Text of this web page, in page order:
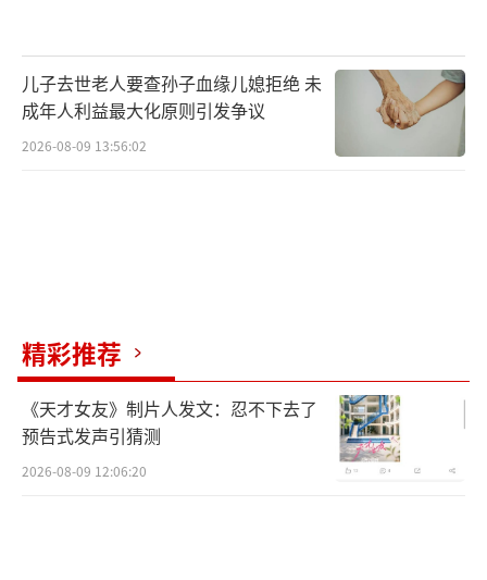
儿子去世老人要查孙子血缘儿媳拒绝 未
成年人利益最大化原则引发争议
2026-08-09 13:56:02
精彩推荐
《天才女友》制片人发文：忍不下去了
预告式发声引猜测
2026-08-09 12:06:20